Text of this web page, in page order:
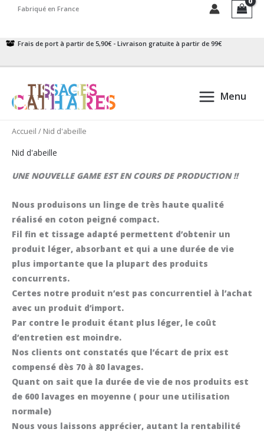
Fabriqué en France
Frais de port à partir de 5,90€ - Livraison gratuite à partir de 99€
Menu
Accueil / Nid d'abeille
Nid d'abeille
UNE NOUVELLE GAME EST EN COURS DE PRODUCTION !!
Nous produisons un linge de très haute qualité
réalisé en coton peigné compact.
Fil fin et tissage adapté permettent d’obtenir un
produit léger, absorbant et qui a une durée de vie
plus importante que la plupart des produits
concurrents.
Certes notre produit n’est pas concurrentiel à l’achat
avec un produit d’import.
Par contre le produit étant plus léger, le coût
d’entretien est moindre.
Nos clients ont constatés que l’écart de prix est
compensé dès 70 à 80 lavages.
Quant on sait que la durée de vie de nos produits est
de 600 lavages en moyenne ( pour une utilisation
normale)
Nous vous laissons apprécier, autant la rentabilité